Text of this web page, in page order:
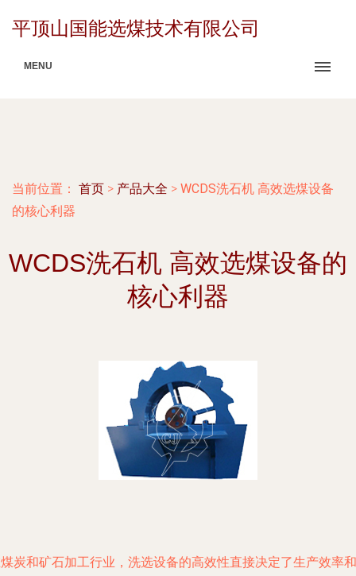
平顶山国能选煤技术有限公司
MENU
当前位置： 首页 > 产品大全 > WCDS洗石机 高效选煤设备
的核心利器
WCDS洗石机 高效选煤设备的
核心利器
炭和矿石加工行业，洗选设备的高效性直接决定了生产效率和